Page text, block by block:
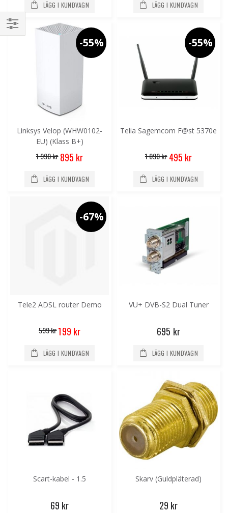
LÄGG I KUNDVAGN LÄGG I KUNDVAGN
-55%
Linksys Velop (WHW0102-
EU) (Klass B+)
1 990 kr Special
Price
895 kr
LÄGG I KUNDVAGN
-55%
Telia Sagemcom F@st 5370e
1 090 kr Special
Price
495 kr
LÄGG I KUNDVAGN
-67%
Tele2 ADSL router Demo
599 krSpecial
Price
199 kr
LÄGG I KUNDVAGN
VU+ DVB-S2 Dual Tuner
695 kr
LÄGG I KUNDVAGN
Scart-kabel - 1.5
69 kr
Skarv (Guldpläterad)
29 kr
Handla